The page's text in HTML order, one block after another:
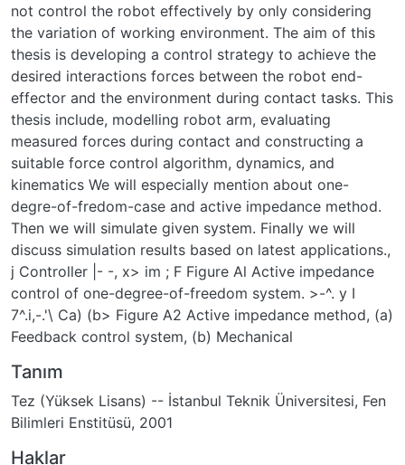
not control the robot effectively by only considering
the variation of working environment. The aim of this
thesis is developing a control strategy to achieve the
desired interactions forces between the robot end-
effector and the environment during contact tasks. This
thesis include, modelling robot arm, evaluating
measured forces during contact and constructing a
suitable force control algorithm, dynamics, and
kinematics We will especially mention about one-
degre-of-fredom-case and active impedance method.
Then we will simulate given system. Finally we will
discuss simulation results based on latest applications.,
j Controller |- -, x> im ; F Figure Al Active impedance
control of one-degree-of-freedom system. >-^. y I
7^.i,-.'\ Ca) (b> Figure A2 Active impedance method, (a)
Feedback control system, (b) Mechanical
Tanım
Tez (Yüksek Lisans) -- İstanbul Teknik Üniversitesi, Fen
Bilimleri Enstitüsü, 2001
Haklar